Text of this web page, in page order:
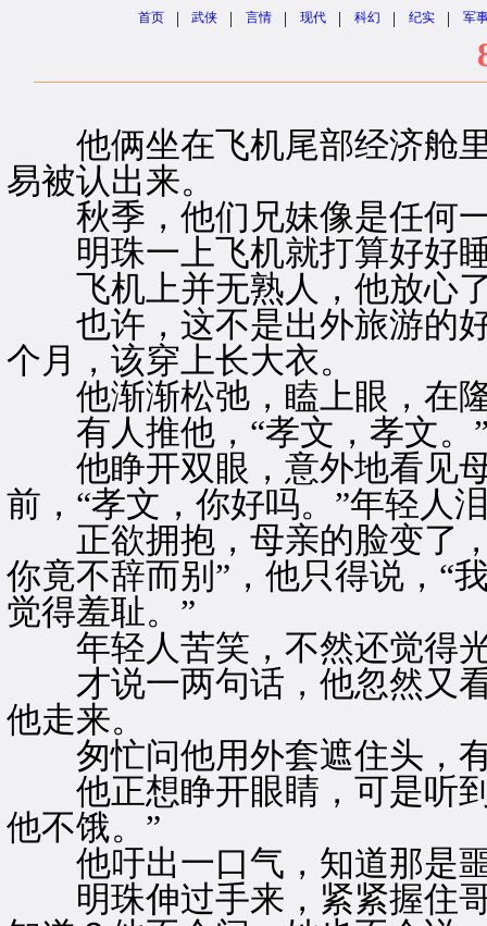
首页 | 武侠 | 言情 | 现代 | 科幻 | 纪实 | 军
他俩坐在飞机尾部经济舱里
易被认出来。
秋季，他们兄妹像是任何一
明珠一上飞机就打算好好睡
飞机上并无熟人，他放心
也许，这不是出外旅游的好
个月，该穿上长大衣。
他渐渐松弛，瞌上眼，在
有人推他，“孝文，孝文。
他睁开双眼，意外地看见母
前，“孝文，你好吗。”年轻人
正欲拥抱，母亲的脸变了，
你竟不辞而别”，他只得说，“
觉得羞耻。”
年轻人苦笑，不然还觉得
才说一两句话，他忽然又看
他走来。
匆忙问他用外套遮住头，有
他正想睁开眼睛，可是听到
他不饿。”
他吁出一口气，知道那是噩
明珠伸过手来，紧紧握住哥